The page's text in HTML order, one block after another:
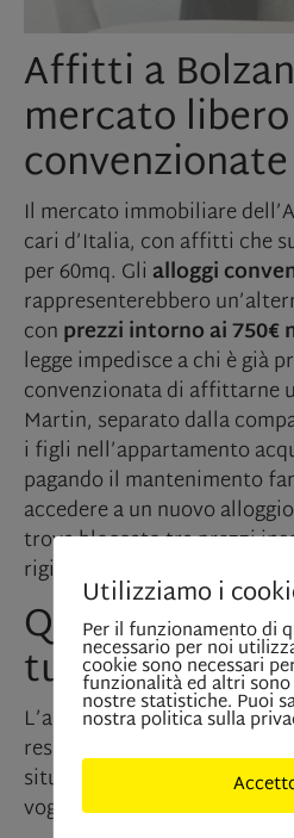
Affitti a
mercato
convenzionate
Il mercato immobiliare
cari d’Italia, con affitti che
per 60mq. Gli alloggi
rappresenterebbero
conprezzi intorno ai 750€
legge impedisce a chi è già
convenzionata di affittarne
Martin, separato dalla
i figli nell’appartamento
pagando il mantenimento
accedere a un nuovo
trova bloccato tra prezzi
rigide.
Quando la
tutela ma
L’alloggio per residenti
residenti, diventa spesso
situazioni di separazione o
vogliono vivere insieme.
Utilizziamo i
Per il funzionamento di
necessario per noi
cookie sono necessari
funzionalità ed altri
nostre statistiche. Puoi
nostra politica sulla